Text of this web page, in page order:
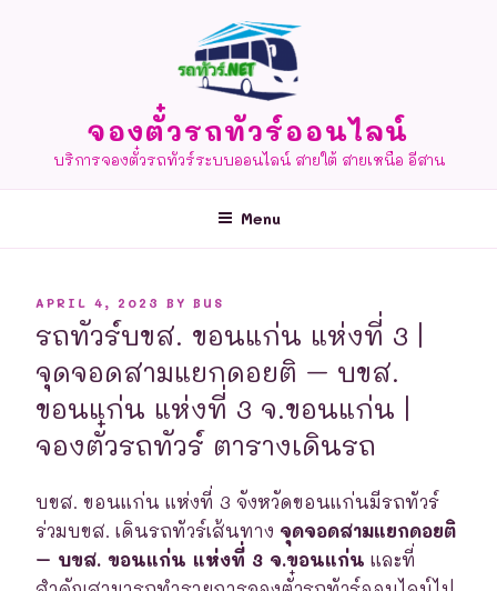
จองตั๋วรถทัวร์ออนไลน์
บริการจองตั๋วรถทัวร์ระบบออนไลน์ สายใต้ สายเหนือ อีสาน
Menu
POSTED
APRIL 4, 2023 BY BUS
รถทัวร์บขส. ขอนแก่น แห่งที่ 3 |
จุดจอดสามแยกดอยติ – บขส.
ขอนแก่น แห่งที่ 3 จ.ขอนแก่น |
จองตั๋วรถทัวร์ ตารางเดินรถ
บขส. ขอนแก่น แห่งที่ 3 จังหวัดขอนแก่นมีรถทัวร์
ร่วมบขส. เดินรถทัวร์เส้นทาง จุดจอดสามแยกดอยติ
– บขส. ขอนแก่น แห่งที่ 3 จ.ขอนแก่น และที่